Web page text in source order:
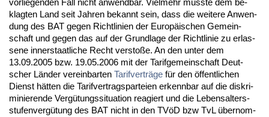
vor­lie­gen­den Fall nicht an­wend­bar. Viel­mehr muss­te dem be­
klag­ten Land seit Jah­ren be­kannt sein, dass die wei­te­re An­wen­
dung des BAT ge­gen Richt­li­ni­en der Eu­ropäischen Ge­mein­
schaft und ge­gen das auf der Grund­la­ge der Richt­li­nie zu er­las­
se­ne in­ner­staat­li­che Recht ver­s­toße. An den un­ter dem
13.09.2005 bzw. 19.05.2006 mit der Ta­rif­ge­mein­schaft Deut­
scher Länder ver­ein­bar­ten Ta­rif­verträge für den öffent­li­chen
Dienst hätten die Ta­rif­ver­trags­par­tei­en er­kenn­bar auf die dis­kri­
mi­nie­ren­de Vergütungs­si­tua­ti­on re­agiert und die Le­bens­al­ters­
stu­fen­vergütung des BAT nicht in den TVöD bzw TvL über­nom­